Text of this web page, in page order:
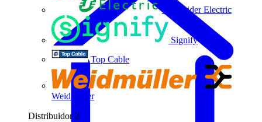
Schneider Electric
Signify
Top Cable
Weidmüller
Distribuidor 2